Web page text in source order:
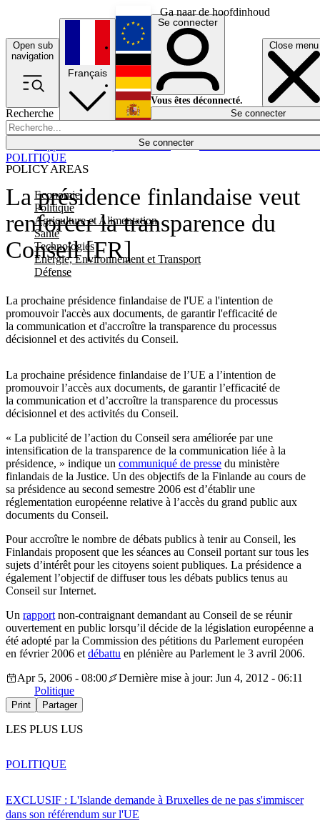
Ga naar de hoofdinhoud
Open sub
navigation
Close menu
Recherche
Se connecter
POLICY AREAS
Economie
Politique
Agriculture et Alimentation
Santé
Technologies
Energie, Environnement et Transport
Défense
Économie
Français
English
Deutsch
Español
Se connecter
Vous êtes déconnecté.
Se connecter
La présidence finlandaise veut
renforcer la transparence du
Conseil [FR]
La prochaine présidence finlandaise de l'UE a l'intention de
promouvoir l'accès aux documents, de garantir l'efficacité de
la communication et d'accroître la transparence du processus
décisionnel et des activités du Conseil.
POLITIQUE
La prochaine présidence finlandaise de l’UE a l’intention de
promouvoir l’accès aux documents, de garantir l’efficacité de
la communication et d’accroître la transparence du processus
décisionnel et des activités du Conseil.
« La publicité de l’action du Conseil sera améliorée par une
intensification de la transparence de la communication liée à la
présidence, » indique un communiqué de presse du ministère
finlandais de la Justice. Un des objectifs de la Finlande au cours de
sa présidence au second semestre 2006 est d’établir une
réglementation européenne relative à l’accès du grand public aux
documents du Conseil.
Pour accroître le nombre de débats publics à tenir au Conseil, les
Finlandais proposent que les séances au Conseil portant sur tous les
sujets d’intérêt pour les citoyens soient publiques. La présidence a
également l’objectif de diffuser tous les débats publics tenus au
Conseil sur Internet.
Un rapport non-contraignant demandant au Conseil de se réunir
ouvertement en public lorsqu’il décide de la législation européenne a
été adopté par la Commission des pétitions du Parlement européen
en février 2006 et débattu en plénière au Parlement le 3 avril 2006.
Apr 5, 2006 - 08:00
Dernière mise à jour: Jun 4, 2012 - 06:11
Politique
Print Partager
LES PLUS LUS
EXCLUSIF : L'Islande demande à Bruxelles de ne pas s'immiscer
dans son référendum sur l'UE
POLITIQUE